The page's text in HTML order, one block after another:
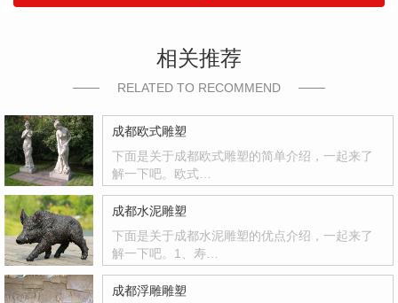
相关推荐
RELATED TO RECOMMEND
成都欧式雕塑
下面是关于成都欧式雕塑的简单介绍，一起来了
解一下吧。欧式…
成都水泥雕塑
下面是关于成都水泥雕塑的优点介绍，一起来了
解一下吧。1、寿…
成都浮雕雕塑